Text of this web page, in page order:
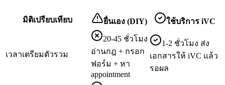
มิติเปรียบเทียบ ยื่นเอง (DIY) ใช้บริการ iVC
เวลาเตรียมตัวรวม
20-45 ชั่วโมง
อ่านกฎ + กรอก
ฟอร์ม + หา
appointment
1-2 ชั่วโมง ส่ง
เอกสารให้ iVC แล้ว
รอผล